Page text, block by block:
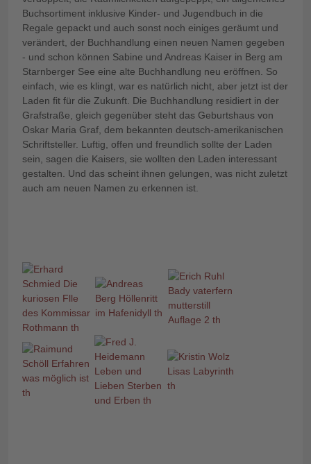
Buchsortiment inklusive Kinder- und Jugendbuch in die
Regale gepackt und auch sonst noch einiges geräumt und
verändert, der Buchhandlung einen neuen Namen gegeben
- und schon können Sabine und Andreas Kaiser in Berg am
Starnberger See eine alte Buchhandlung neu eröffnen. So
einfach, wie es klingt, war es natürlich nicht, aber jetzt ist der
Laden fit für die Zukunft. Die Buchhandlung residiert in der
Grafstraße, gleich gegenüber steht das Geburtshaus von
Oskar Maria Graf, dem bekannten deutsch-amerikanischen
Schriftsteller. Luftig, offen und freundlich sollte der Laden
sein, sagen die Kaisers, sie wollten den Laden interessant
gestalten. Und das scheint ihnen gelungen, was nicht zuletzt
auch am neuen Namen zu erkennen ist.